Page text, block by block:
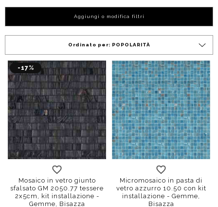
Aggiungi o modifica filtri
Ordinato per: POPOLARITÀ
-17%
Mosaico in vetro giunto
sfalsato GM 2050.77 tessere
2x5cm, kit installazione -
Gemme, Bisazza
Micromosaico in pasta di
vetro azzurro 10.50 con kit
installazione - Gemme,
Bisazza